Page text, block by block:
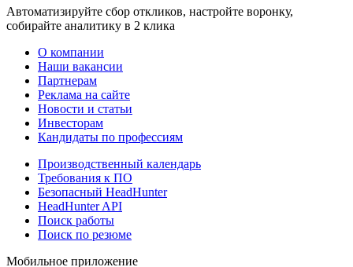
Автоматизируйте сбор откликов, настройте воронку,
собирайте аналитику в 2 клика
О компании
Наши вакансии
Партнерам
Реклама на сайте
Новости и статьи
Инвесторам
Кандидаты по профессиям
Производственный календарь
Требования к ПО
Безопасный HeadHunter
HeadHunter API
Поиск работы
Поиск по резюме
Мобильное приложение